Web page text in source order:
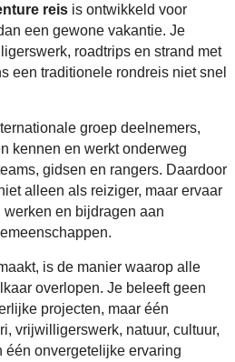
reis is ontwikkeld voor
een gewone vakantie. Je
roadtrips en strand met
een traditionele rondreis niet snel
groep deelnemers,
kennen en werkt onderweg
gidsen en rangers. Daardoor
alleen als reiziger, maar ervaar
en bijdragen aan
is de manier waarop alle
overlopen. Je beleeft geen
projecten, maar één
vrijwilligerswerk, natuur, cultuur,
één onvergetelijke ervaring